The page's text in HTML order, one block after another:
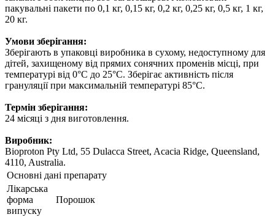
пакувальні пакети по 0,1 кг, 0,15 кг, 0,2 кг, 0,25 кг, 0,5 кг, 1 кг,
20 кг.
Умови зберігання:
Зберігають в упаковці виробника в сухому, недоступному для
дітей, захищеному від прямих сонячних променів місці, при
температурі від 0°С до 25°С. Зберігає активність після
грануляції при максимальній температурі 85°С.
Термін зберігання:
24 місяці з дня виготовлення.
Виробник:
Bioproton Pty Ltd, 55 Dulacca Street, Acacia Ridge, Queensland,
4110, Australia.
Основні дані препарату
Лікарська
форма
випуску
Порошок